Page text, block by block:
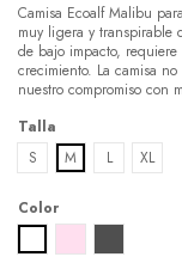
Camisa Ecoalf Malibu
muy ligera y transpirable
de bajo impacto,
crecimiento. La camisa
nuestro compromiso con
Talla
S
M L XL
Color